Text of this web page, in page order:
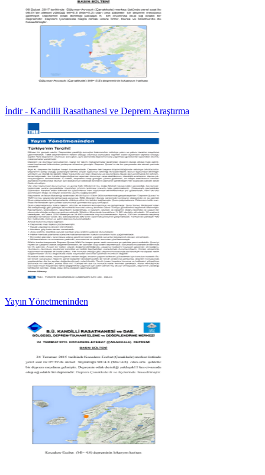
İndir - Kandilli Rasathanesi ve Deprem Araştırma
Yayın Yönetmeninden